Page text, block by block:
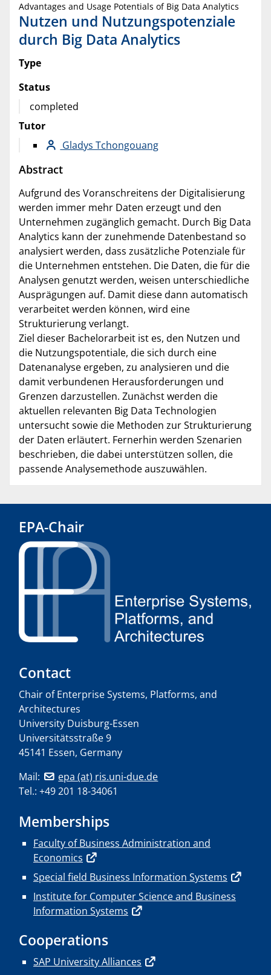
Advantages and Usage Potentials of Big Data Analytics
Nutzen und Nutzungspotenziale
durch Big Data Analytics
Type
Status
completed
Tutor
Gladys Tchongouang
Abstract
Aufgrund des Voranschreitens der Digitalisierung
werden immer mehr Daten erzeugt und den
Unternehmen zugänglich gemacht. Durch Big Data
Analytics kann der zunehmende Datenbestand so
analysiert werden, dass zusätzliche Potenziale für
die Unternehmen entstehen. Die Daten, die für die
Analysen genutzt werden, weisen unterschiedliche
Ausprägungen auf. Damit diese dann automatisch
verarbeitet werden können, wird eine
Strukturierung verlangt.
Ziel dieser Bachelorarbeit ist es, den Nutzen und
die Nutzungspotentiale, die sich durch eine
Datenanalyse ergeben, zu analysieren und die
damit verbundenen Herausforderungen und
Grenzen darzustellen. Zunächst werden die
aktuellen relevanten Big Data Technologien
untersucht sowie die Methoden zur Strukturierung
der Daten erläutert. Fernerhin werden Szenarien
beschrieben, die dabei unterstützen sollen, die
passende Analysemethode auszuwählen.
EPA-Chair
Contact
Chair of Enterprise Systems, Platforms, and
Architectures
University Duisburg-Essen
Universitätsstraße 9
45141 Essen, Germany
Mail:
epa (at) ris.uni-due.de
Tel.: +49 201 18-34061
Memberships
Faculty of Business Administration and
Economics
Special field Business Information Systems
Institute for Computer Science and Business
Information Systems
Cooperations
SAP University Alliances